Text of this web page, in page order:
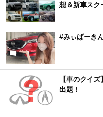
想＆新車スク
#みぃぱーき
【車のクイ
出題！